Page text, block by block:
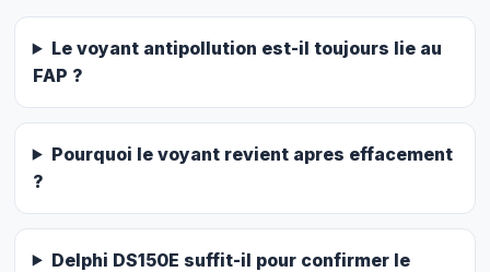
Le voyant antipollution est-il toujours lie au
FAP ?
Pourquoi le voyant revient apres effacement
?
Delphi DS150E suffit-il pour confirmer le